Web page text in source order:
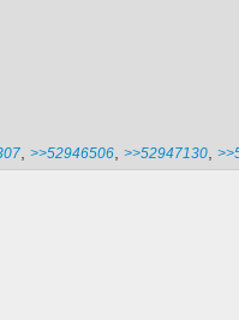
>>52946506 >>52947130